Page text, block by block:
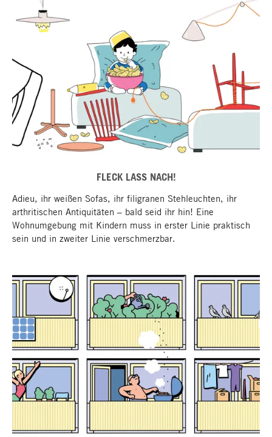
FLECK LASS NACH!
Adieu, ihr weißen Sofas, ihr filigranen Stehleuchten, ihr
arthritischen Antiquitäten – bald seid ihr hin! Eine
Wohnumgebung mit Kindern muss in erster Linie praktisch
sein und in zweiter Linie verschmerzbar.